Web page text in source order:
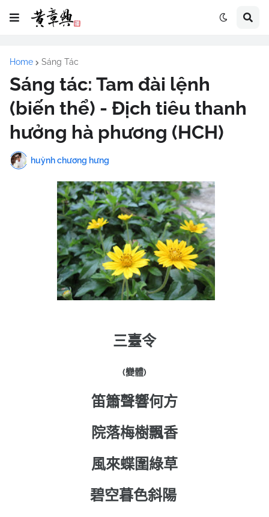
Home Sáng Tác
Sáng tác: Tam đài lệnh
(biến thể) - Địch tiêu thanh
hưởng hà phương (HCH)
huỳnh chương hưng
三臺令
(變體)
笛簫聲響何方
院落梅樹飄香
風來蝶圍綠草
碧空暮色斜陽